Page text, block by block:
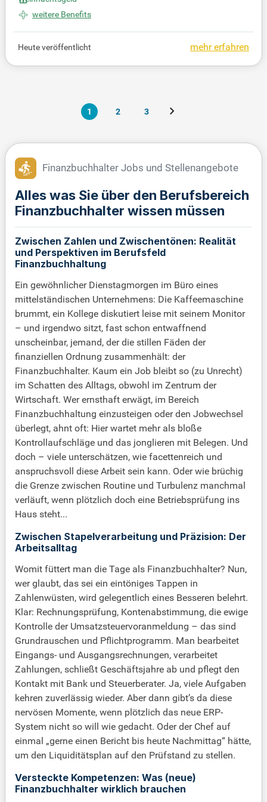
eschlossene kaufmännische Ausbildung und Kenn
e Englischkenntnisse sind für Sie selbstverständlic
h. Wir bieten Ihnen einen sicheren Arbeitsplatz in ei
nteressiert? Dann freuen wir uns auf Ihre Bewerbun
g als Finanzbuchhalter!
weitere Benefits
mehr erfahren
Heute veröffentlicht
1 2 3
Finanzbuchhalter Jobs und Stellenangebote
Alles was Sie über den Berufsbereich
Finanzbuchhalter wissen müssen
Zwischen Zahlen und Zwischentönen: Realität
und Perspektiven im Berufsfeld
Finanzbuchhaltung
Ein gewöhnlicher Dienstagmorgen im Büro eines
mittelständischen Unternehmens: Die Kaffeemaschine
brummt, ein Kollege diskutiert leise mit seinem Monitor
– und irgendwo sitzt, fast schon entwaffnend
unscheinbar, jemand, der die stillen Fäden der
finanziellen Ordnung zusammenhält: der
Finanzbuchhalter. Kaum ein Job bleibt so (zu Unrecht)
im Schatten des Alltags, obwohl im Zentrum der
Wirtschaft. Wer ernsthaft erwägt, im Bereich
Finanzbuchhaltung einzusteigen oder den Jobwechsel
überlegt, ahnt oft: Hier wartet mehr als bloße
Kontrollaufschläge und das jonglieren mit Belegen. Und
doch – viele unterschätzen, wie facettenreich und
anspruchsvoll diese Arbeit sein kann. Oder wie brüchig
die Grenze zwischen Routine und Turbulenz manchmal
verläuft, wenn plötzlich doch eine Betriebsprüfung ins
Haus steht...
Zwischen Stapelverarbeitung und Präzision: Der
Arbeitsalltag
Womit füttert man die Tage als Finanzbuchhalter? Nun,
wer glaubt, das sei ein eintöniges Tappen in
Zahlenwüsten, wird gelegentlich eines Besseren belehrt.
Klar: Rechnungsprüfung, Kontenabstimmung, die ewige
Kontrolle der Umsatzsteuervoranmeldung – das sind
Grundrauschen und Pflichtprogramm. Man bearbeitet
Eingangs- und Ausgangsrechnungen, verarbeitet
Zahlungen, schließt Geschäftsjahre ab und pflegt den
Kontakt mit Bank und Steuerberater. Ja, viele Aufgaben
kehren zuverlässig wieder. Aber dann gibt’s da diese
nervösen Momente, wenn plötzlich das neue ERP-
System nicht so will wie gedacht. Oder der Chef auf
einmal „gerne einen Bericht bis heute Nachmittag“ hätte,
um den Liquiditätsplan auf den Prüfstand zu stellen.
Versteckte Kompetenzen: Was (neue)
Finanzbuchhalter wirklich brauchen